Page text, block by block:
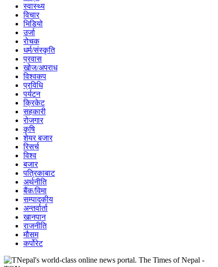
स्वास्थ्य
विचार
भिडियो
उर्जा
रोचक
धर्म/संस्कृति
प्रवास
खोज/अपराध
विश्वकप
प्रविधि
पर्यटन
क्रिकेट
सहकारी
रोजगार
कृषि
शेयर बजार
रिसर्च
विश्व
बजार
पत्रिकाबाट
अर्थनीति
बैंक/विमा
सम्पादकीय
अन्तर्वार्ता
खानपान
राजनीति
मौसम
कर्पोरेट